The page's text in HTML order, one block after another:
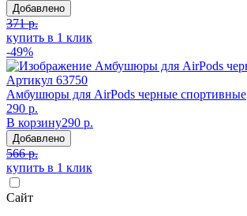
Добавлено
371 р.
купить в 1 клик
-49%
Артикул 63750
Амбушюры для AirPods черные спортивные
290 р.
В корзину290 р.
Добавлено
566 р.
купить в 1 клик
Сайт